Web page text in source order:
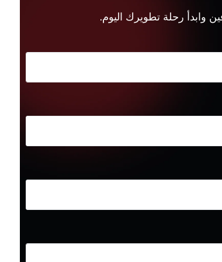
وابدأ رحلة تطويرك اليوم.